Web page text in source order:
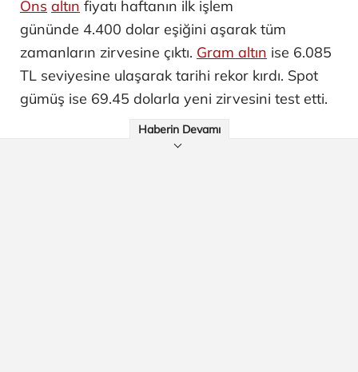
Ons altın fiyatı haftanın ilk işlem
gününde 4.400 dolar eşiğini aşarak tüm
zamanların zirvesine çıktı. Gram altın ise 6.085
TL seviyesine ulaşarak tarihi rekor kırdı. Spot
gümüş ise 69.45 dolarla yeni zirvesini test etti.
Haberin Devamı